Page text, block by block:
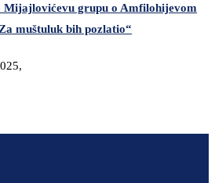
Mijajlovićevu grupu o Amfilohijevom
muštuluk bih pozlatio“